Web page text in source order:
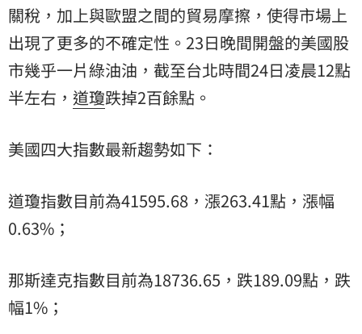
關稅，加上與歐盟之間的貿易摩擦，使得市場上
出現了更多的不確定性。23日晚間開盤的美國股
市幾乎一片綠油油，截至台北時間24日凌晨12點
半左右， 道瓊跌掉2百餘點。
美國四大指數最新趨勢如下：
道瓊指數目前為41595.68，漲263.41點，漲幅
0.63%；
那斯達克指數目前為18736.65，跌189.09點，跌
幅1%；